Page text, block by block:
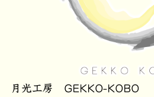
月光工房 GEKKO-KOBO